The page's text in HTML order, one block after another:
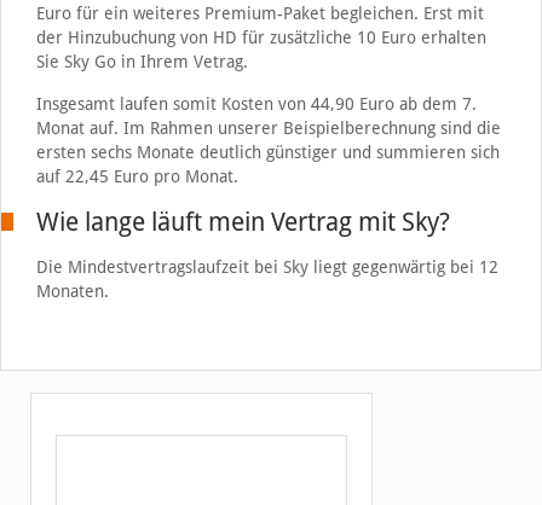
Euro für ein weiteres Premium-Paket begleichen. Erst mit
der Hinzubuchung von HD für zusätzliche 10 Euro erhalten
Sie Sky Go in Ihrem Vetrag.
Insgesamt laufen somit Kosten von 44,90 Euro ab dem 7.
Monat auf. Im Rahmen unserer Beispielberechnung sind die
ersten sechs Monate deutlich günstiger und summieren sich
auf 22,45 Euro pro Monat.
Wie lange läuft mein Vertrag mit Sky?
Die Mindestvertragslaufzeit bei Sky liegt gegenwärtig bei 12
Monaten.